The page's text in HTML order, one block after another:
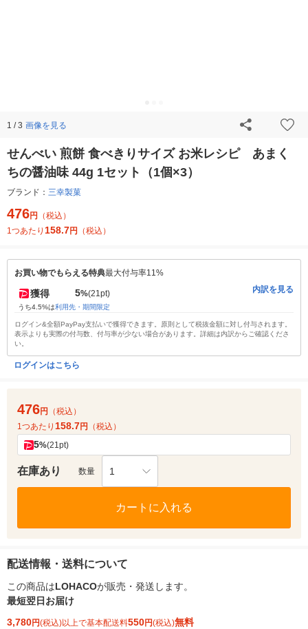
1 / 3 画像を見る
せんべい 煎餅 食べきりサイズ お米レシピ あまく
ちの醤油味 44g 1セット（1個×3）
ブランド： 三幸製菓
476円
（税込）
1つあたり 158.7円 （税込）
お買い物でもらえる特典最大付与率11%
獲得 5%(21pt)
うち4.5%は利用先・期間限定
内訳を見る
ログイン&全額PayPay支払いで獲得できます。原則として税抜金額に対し付与されます。
表示よりも実際の付与数、付与率が少ない場合があります。詳細は内訳からご確認くださ
い。
ログインはこちら
476円
（税込）
1つあたり 158.7円 （税込）
5%(21pt)
在庫あり 数量 1
カートに入れる
配送情報・送料について
この商品はLOHACOが販売・発送します。
最短翌日お届け
3,780円(税込)以上で基本配送料550円(税込)無料